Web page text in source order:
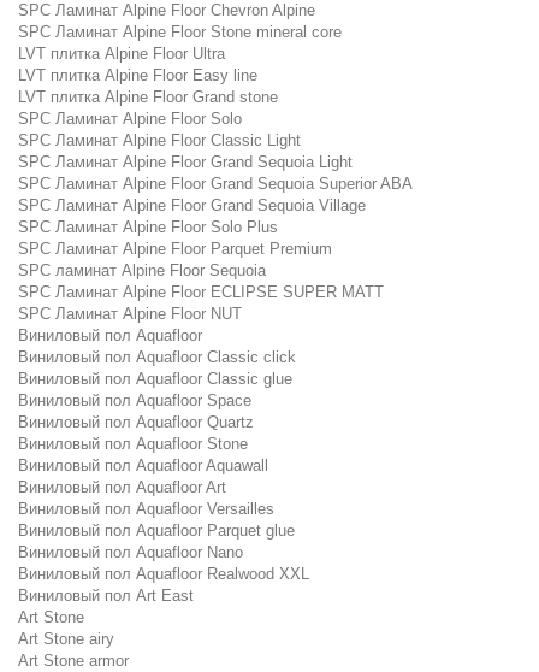
SPC Ламинат Alpine Floor Chevron Alpine
SPC Ламинат Alpine Floor Stone mineral core
LVT плитка Alpine Floor Ultra
LVT плитка Alpine Floor Easy line
LVT плитка Alpine Floor Grand stone
SPC Ламинат Alpine Floor Solo
SPC Ламинат Alpine Floor Classic Light
SPC Ламинат Alpine Floor Grand Sequoia Light
SPC Ламинат Alpine Floor Grand Sequoia Superior ABA
SPC Ламинат Alpine Floor Grand Sequoia Village
SPC Ламинат Alpine Floor Solo Plus
SPC Ламинат Alpine Floor Parquet Premium
SPC ламинат Alpine Floor Sequoia
SPC Ламинат Alpine Floor ECLIPSE SUPER MATT
SPC Ламинат Alpine Floor NUT
Виниловый пол Aquafloor
Виниловый пол Aquafloor Classic click
Виниловый пол Aquafloor Classic glue
Виниловый пол Aquafloor Space
Виниловый пол Aquafloor Quartz
Виниловый пол Aquafloor Stone
Виниловый пол Aquafloor Aquawall
Виниловый пол Aquafloor Art
Виниловый пол Aquafloor Versailles
Виниловый пол Aquafloor Parquet glue
Виниловый пол Aquafloor Nano
Виниловый пол Aquafloor Realwood XXL
Виниловый пол Art East
Art Stone
Art Stone airy
Art Stone armor